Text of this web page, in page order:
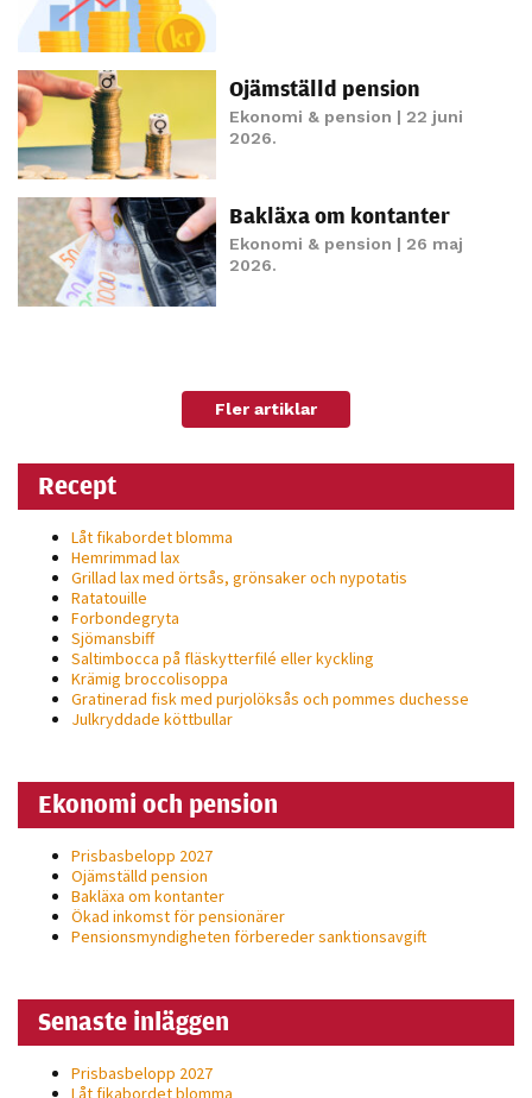
Ojämställd pension
Ekonomi & pension | 22 juni
2026.
Bakläxa om kontanter
Ekonomi & pension | 26 maj
2026.
Fler artiklar
Recept
Låt fikabordet blomma
Hemrimmad lax
Grillad lax med örtsås, grönsaker och nypotatis
Ratatouille
Forbondegryta
Sjömansbiff
Saltimbocca på fläsk­ytterfilé eller kyckling
Krämig broccolisoppa
Gratinerad fisk med purjolöksås och pommes duchesse
Julkryddade köttbullar
Ekonomi och pension
Prisbasbelopp 2027
Ojämställd pension
Bakläxa om kontanter
Ökad inkomst för pensionärer
Pensionsmyndigheten förbereder sanktionsavgift
Senaste inläggen
Prisbasbelopp 2027
Låt fikabordet blomma
Genom att dela
med dig av dina
surfar ökar du
chansen att få se